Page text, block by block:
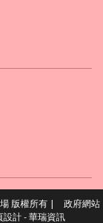
版權所有 |
政府網站
設計- 華瑞資訊